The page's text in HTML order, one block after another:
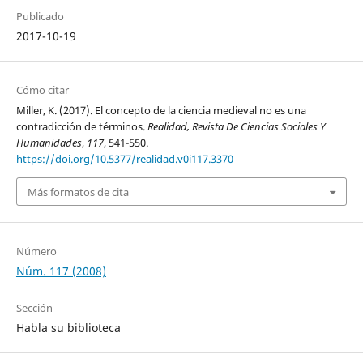
Publicado
2017-10-19
Cómo citar
Miller, K. (2017). El concepto de la ciencia medieval no es una
contradicción de términos.Realidad, Revista De Ciencias Sociales Y
Humanidades, 117, 541-550.
https://doi.org/10.5377/realidad.v0i117.3370
Más formatos de cita
Número
Núm. 117 (2008)
Sección
Habla su biblioteca